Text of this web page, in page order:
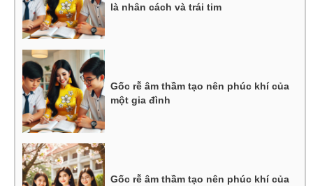
là nhân cách và trái tim
Gốc rễ âm thầm tạo nên phúc khí của
một gia đình
Gốc rễ âm thầm tạo nên phúc khí của